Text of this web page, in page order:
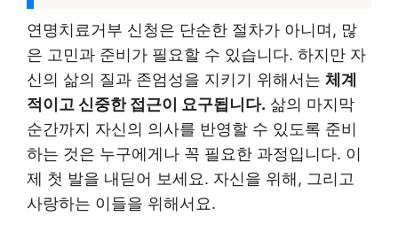
연명치료거부 신청은 단순한 절차가 아니며, 많
은 고민과 준비가 필요할 수 있습니다. 하지만 자
신의 삶의 질과 존엄성을 지키기 위해서는 체계
적이고 신중한 접근이 요구됩니다. 삶의 마지막
순간까지 자신의 의사를 반영할 수 있도록 준비
하는 것은 누구에게나 꼭 필요한 과정입니다. 이
제 첫 발을 내딛어 보세요. 자신을 위해, 그리고
사랑하는 이들을 위해서요.